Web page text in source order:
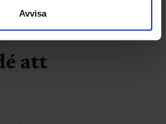
Avvisa
–
att